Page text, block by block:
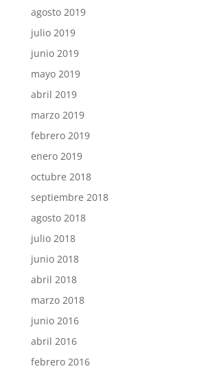
agosto 2019
julio 2019
junio 2019
mayo 2019
abril 2019
marzo 2019
febrero 2019
enero 2019
octubre 2018
septiembre 2018
agosto 2018
julio 2018
junio 2018
abril 2018
marzo 2018
junio 2016
abril 2016
febrero 2016